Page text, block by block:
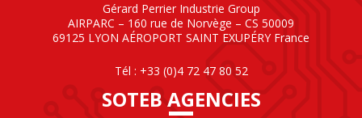
Gérard Perrier Industrie Group
AIRPARC – 160 rue de Norvège – CS 50009
69125 LYON AÉROPORT SAINT EXUPÉRY France
Tél : +33 (0)4 72 47 80 52
SOTEB AGENCIES